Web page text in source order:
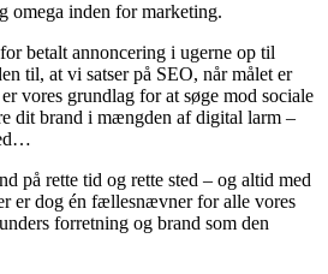
omega inden for marketing.
betalt annoncering i ugerne op til
til, at vi satser på SEO, når målet er
vores grundlag for at søge mod sociale
dit brand i mængden af digital larm –
på rette tid og rette sted – og altid med
er dog én fællesnævner for alle vores
forretning og brand som den